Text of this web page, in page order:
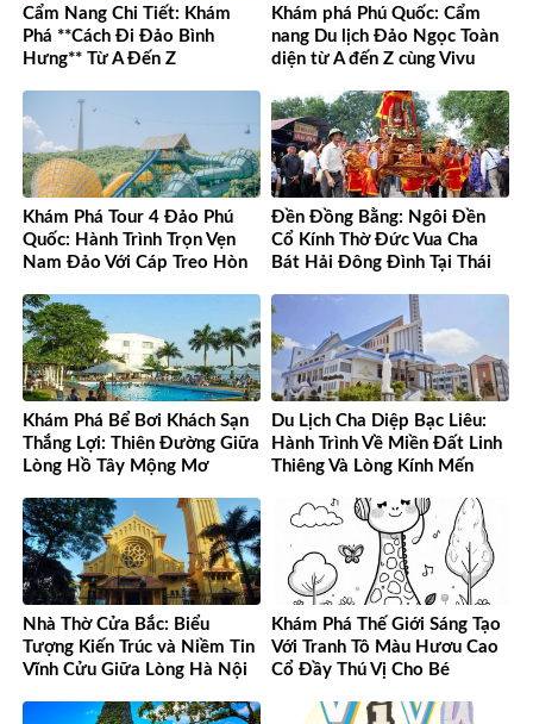
Cẩm Nang Chi Tiết: Khám
Phá **Cách Đi Đảo Bình
Hưng** Từ A Đến Z
Khám phá Phú Quốc: Cẩm
nang Du lịch Đảo Ngọc Toàn
diện từ A đến Z cùng Vivu
Khám Phá Tour 4 Đảo Phú
Quốc: Hành Trình Trọn Vẹn
Nam Đảo Với Cáp Treo Hòn
Đền Đồng Bằng: Ngôi Đền
Cổ Kính Thờ Đức Vua Cha
Bát Hải Đông Đình Tại Thái
Khám Phá Bể Bơi Khách Sạn
Thắng Lợi: Thiên Đường Giữa
Lòng Hồ Tây Mộng Mơ
Du Lịch Cha Diệp Bạc Liêu:
Hành Trình Về Miền Đất Linh
Thiêng Và Lòng Kính Mến
Nhà Thờ Cửa Bắc: Biểu
Tượng Kiến Trúc và Niềm Tin
Vĩnh Cửu Giữa Lòng Hà Nội
Khám Phá Thế Giới Sáng Tạo
Với Tranh Tô Màu Hươu Cao
Cổ Đầy Thú Vị Cho Bé